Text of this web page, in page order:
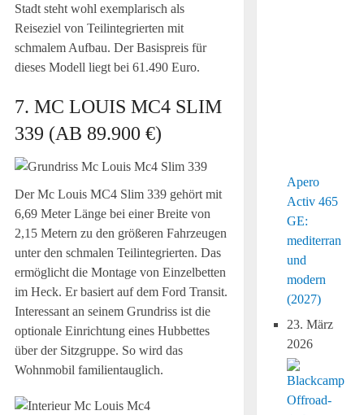
Stadt steht wohl exemplarisch als
Reiseziel von Teilintegrierten mit
schmalem Aufbau. Der Basispreis für
dieses Modell liegt bei 61.490 Euro.
7. MC LOUIS MC4 SLIM
339 (AB 89.900 €)
Der Mc Louis MC4 Slim 339 gehört mit
6,69 Meter Länge bei einer Breite von
2,15 Metern zu den größeren Fahrzeugen
unter den schmalen Teilintegrierten. Das
ermöglicht die Montage von Einzelbetten
im Heck. Er basiert auf dem Ford Transit.
Interessant an seinem Grundriss ist die
optionale Einrichtung eines Hubbettes
über der Sitzgruppe. So wird das
Wohnmobil familientauglich.
Apero
Activ 465
GE:
mediterran
und
modern
(2027)
23. März
2026